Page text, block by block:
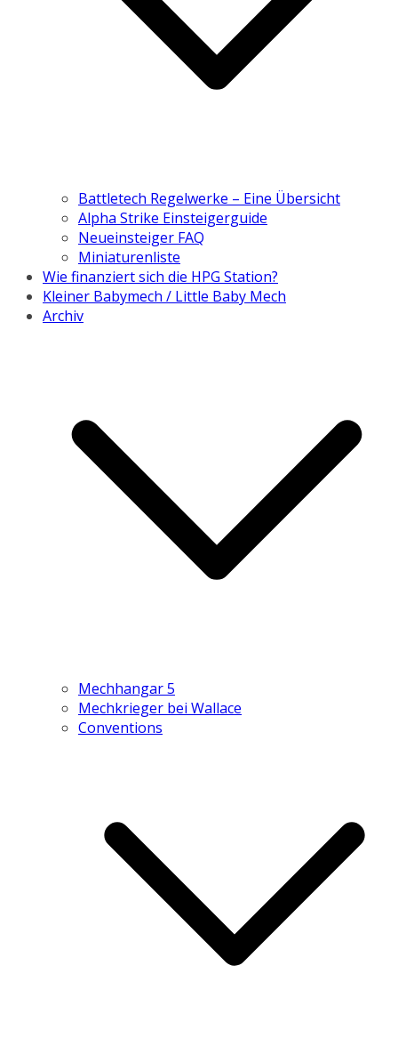
Battletech Regelwerke – Eine Übersicht
Alpha Strike Einsteigerguide
Neueinsteiger FAQ
Miniaturenliste
Wie finanziert sich die HPG Station?
Kleiner Babymech / Little Baby Mech
Archiv
Mechhangar 5
Mechkrieger bei Wallace
Conventions